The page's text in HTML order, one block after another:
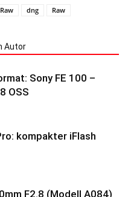
dng Raw
Autor
Sony FE 100 –
OSS
kompakter iFlash
F2.8 (Modell A084)